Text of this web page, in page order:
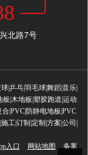
北路7号
|乒乓|羽毛球|舞蹈|音乐|
|木地板|塑胶跑道|运动
|PVC|防静电地板|PVC
工|订制|定制|方案|公司|
入口 网站地图
备案